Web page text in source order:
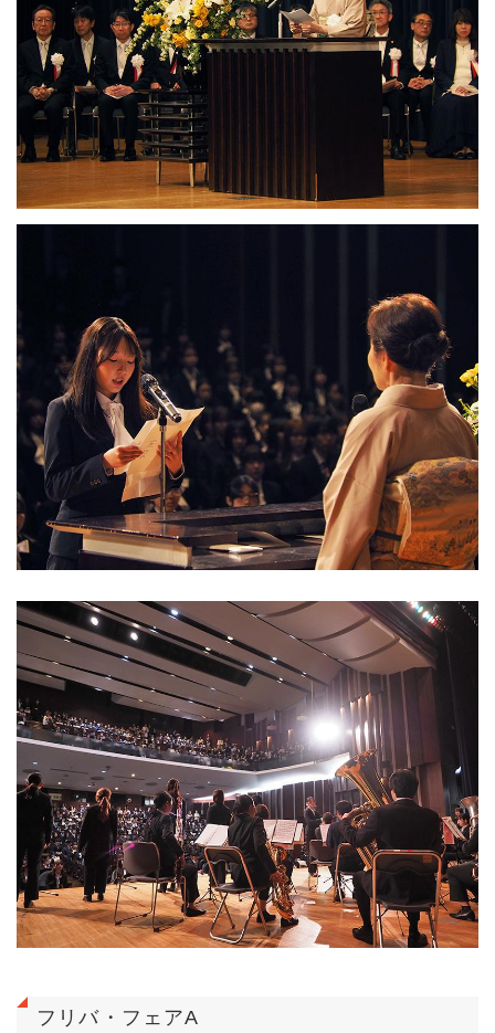
フリバ・フェアA